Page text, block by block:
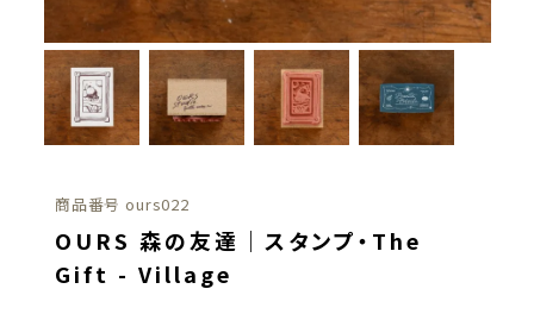
商品番号 ours022
OURS 森の友達｜スタンプ・The
Gift - Village